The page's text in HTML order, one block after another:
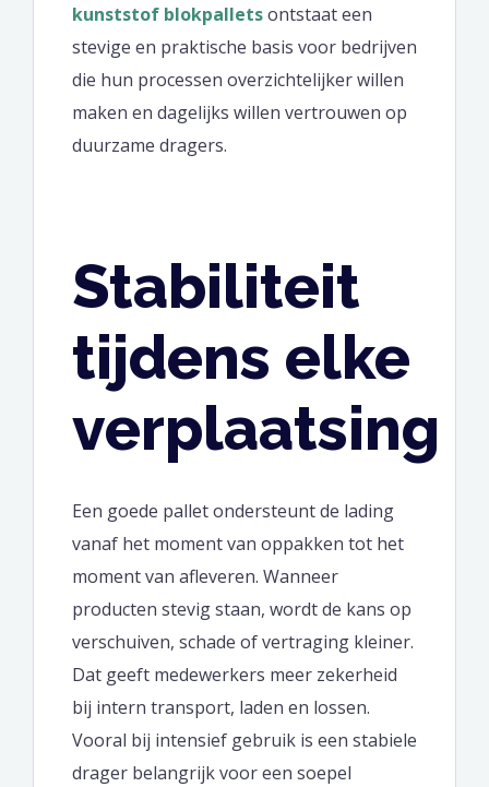
kunststof blokpalletsontstaat een
stevige en praktische basis voor bedrijven
die hun processen overzichtelijker willen
maken en dagelijks willen vertrouwen op
duurzame dragers.
Stabiliteit
tijdens elke
verplaatsing
Een goede pallet ondersteunt de lading
vanaf het moment van oppakken tot het
moment van afleveren. Wanneer
producten stevig staan, wordt de kans op
verschuiven, schade of vertraging kleiner.
Dat geeft medewerkers meer zekerheid
bij intern transport, laden en lossen.
Vooral bij intensief gebruik is een stabiele
drager belangrijk voor een soepel